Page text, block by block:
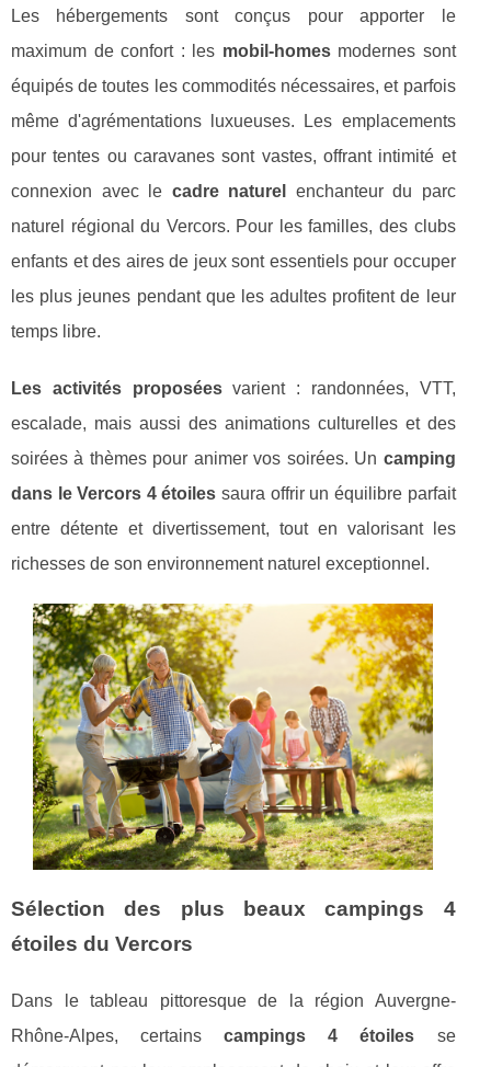
Les hébergements sont conçus pour apporter le
maximum de confort : les mobil-homesmodernes sont
équipés de toutes les commodités nécessaires, et parfois
même d'agrémentations luxueuses. Les emplacements
pour tentes ou caravanes sont vastes, offrant intimité et
connexion avec le cadre naturel
enchanteur du parc
naturel régional du Vercors. Pour les familles, des clubs
enfants et des aires de jeux sont essentiels pour occuper
les plus jeunes pendant que les adultes profitent de leur
temps libre.
Les activités proposéesvarient : randonnées, VTT,
escalade, mais aussi des animations culturelles et des
soirées à thèmes pour animer vos soirées. Un camping
dans le Vercors 4 étoiles saura offrir un équilibre parfait
entre détente et divertissement, tout en valorisant les
richesses de son environnement naturel exceptionnel.
Sélection des plus beaux campings 4
étoiles du Vercors
Dans le tableau pittoresque de la région Auvergne-
Rhône-Alpes, certainscampings 4 étoiles se